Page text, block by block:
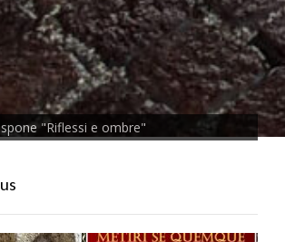
"Riflessi e ombre"